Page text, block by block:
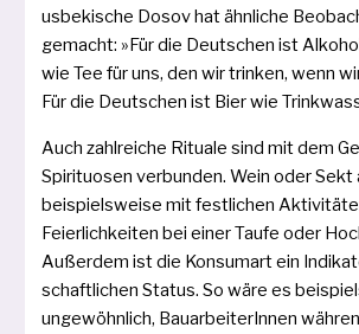
usbe­ki­sche Dosov hat ähn­li­che
gemacht: »Für die Deutschen ist
wie Tee für uns, den wir trin­ken, wenn
Für die Deutschen ist Bier wie
Auch zahl­rei­che Rituale sind mit dem
Spirituosen ver­bun­den. Wein oder Sekt
bei­spiels­wei­se mit fest­li­chen
Feierlichkeiten bei einer Taufe oder
Außerdem ist die Konsumart ein
schaft­li­chen Status. So wäre es
unge­wöhn­lich, BauarbeiterInnen